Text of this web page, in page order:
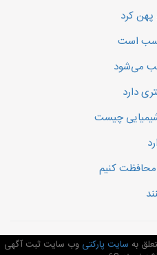
کرد
است
می‌شود
دارد
شیمیایی چیست
محافظت کنیم
به سایت پارکتی وب سایت ثبت آگهی